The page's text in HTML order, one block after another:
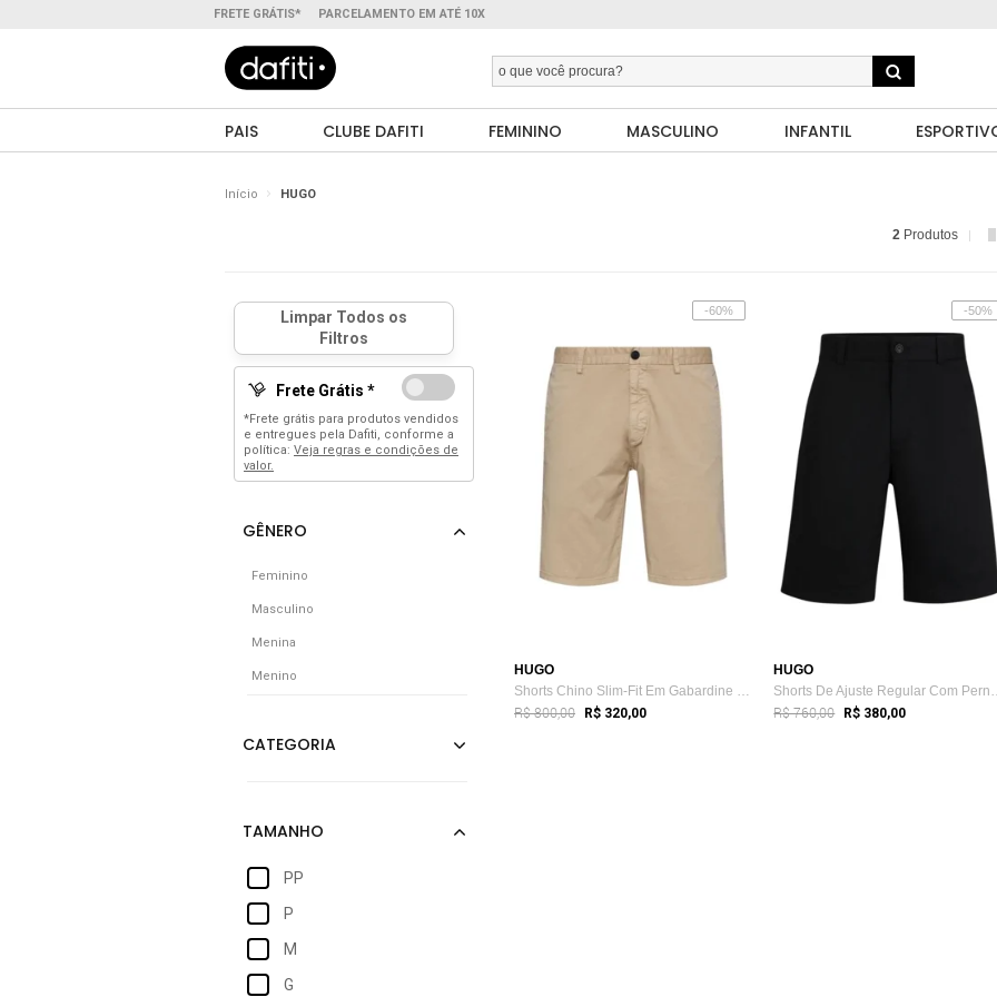
FRETE GRÁTIS* PARCELAMENTO EM ATÉ 10X
PAIS CLUBE DAFITI FEMININO MASCULINO INFANTIL
Início HUGO
2 Produtos
Frete Grátis *
*Frete grátis para produtos vendidos
e entregues pela Dafiti, conforme a
política: Veja regras e condições de
valor.
Feminino
Masculino
Menina
Menino
PP
P
M
G
-60%
HUGO
Shorts Chino Slim-Fit Em Gabardine De Al...
R$ 800,00 R$ 320,00
-50%
HUGO
Shorts De
R$ 760,00 R$ 380,00